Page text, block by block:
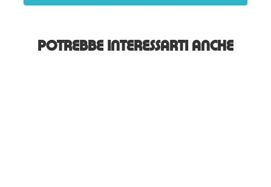
POTREBBE INTERESSARTI ANCHE